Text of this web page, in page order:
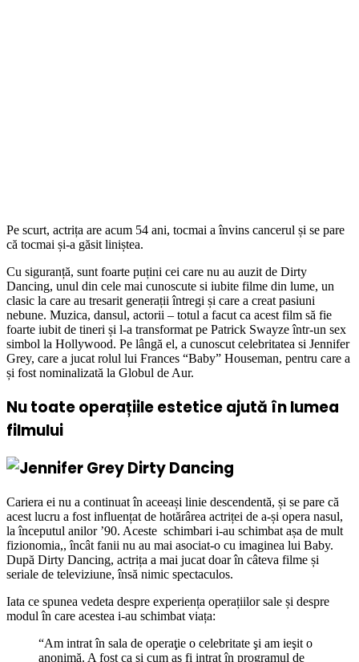
Pe scurt, actrița are acum 54 ani, tocmai a învins cancerul și se pare
că tocmai și-a găsit liniștea.
Cu siguranță, sunt foarte puțini cei care nu au auzit de Dirty
Dancing, unul din cele mai cunoscute si iubite filme din lume, un
clasic la care au tresarit generații întregi și care a creat pasiuni
nebune. Muzica, dansul, actorii – totul a facut ca acest film să fie
foarte iubit de tineri și l-a transformat pe Patrick Swayze într-un sex
simbol la Hollywood. Pe lângă el, a cunoscut celebritatea si Jennifer
Grey, care a jucat rolul lui Frances “Baby” Houseman, pentru care a
și fost nominalizată la Globul de Aur.
Nu toate operațiile estetice ajută în lumea
filmului
Cariera ei nu a continuat în aceeași linie descendentă, și se pare că
acest lucru a fost influențat de hotărârea actriței de a-și opera nasul,
la începutul anilor ’90. Aceste schimbari i-au schimbat așa de mult
fizionomia,, încât fanii nu au mai asociat-o cu imaginea lui Baby.
După Dirty Dancing, actrița a mai jucat doar în câteva filme și
seriale de televiziune, însă nimic spectaculos.
Iata ce spunea vedeta despre experiența operațiilor sale și despre
modul în care acestea i-au schimbat viața:
“Am intrat în sala de operaţie o celebritate şi am ieşit o
anonimă. A fost ca şi cum aş fi intrat în programul de